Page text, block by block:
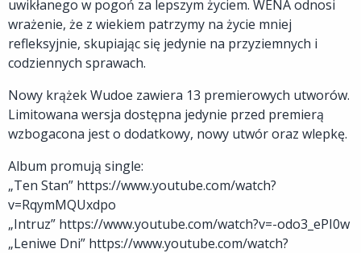
uwikłanego w pogoń za lepszym życiem. WENA odnosi
wrażenie, że z wiekiem patrzymy na życie mniej
refleksyjnie, skupiając się jedynie na przyziemnych i
codziennych sprawach.
Nowy krążek Wudoe zawiera 13 premierowych utworów.
Limitowana wersja dostępna jedynie przed premierą
wzbogacona jest o dodatkowy, nowy utwór oraz wlepkę.
Album promują single:
„Ten Stan” https://www.youtube.com/watch?
v=RqymMQUxdpo
„Intruz” https://www.youtube.com/watch?v=-odo3_ePI0w
„Leniwe Dni” https://www.youtube.com/watch?